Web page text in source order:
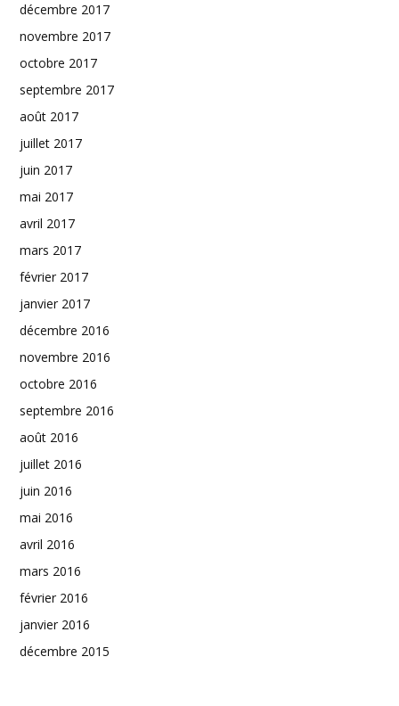
décembre 2017
novembre 2017
octobre 2017
septembre 2017
août 2017
juillet 2017
juin 2017
mai 2017
avril 2017
mars 2017
février 2017
janvier 2017
décembre 2016
novembre 2016
octobre 2016
septembre 2016
août 2016
juillet 2016
juin 2016
mai 2016
avril 2016
mars 2016
février 2016
janvier 2016
décembre 2015